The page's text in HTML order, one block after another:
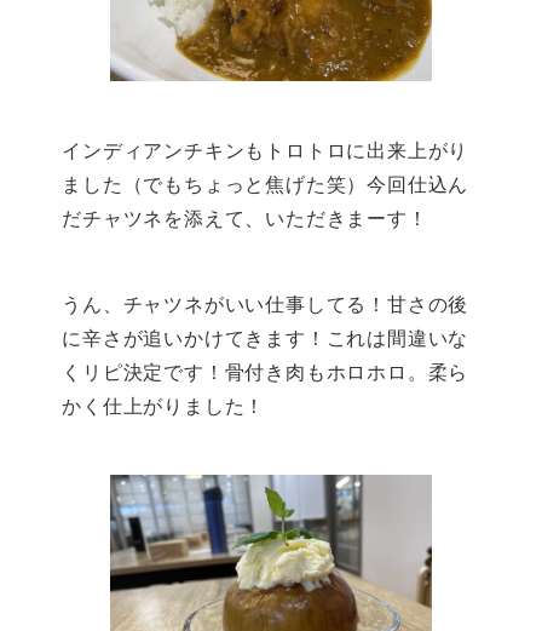
インディアンチキンもトロトロに出来上がり
ました（でもちょっと焦げた笑）今回仕込ん
だチャツネを添えて、いただきまーす！
うん、チャツネがいい仕事してる！甘さの後
に辛さが追いかけてきます！これは間違いな
くリピ決定です！骨付き肉もホロホロ。柔ら
かく仕上がりました！